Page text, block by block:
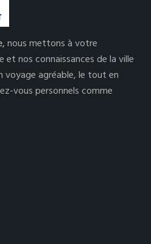
nous mettons à votre
nos connaissances de la ville
agréable, le tout en
vous personnels comme